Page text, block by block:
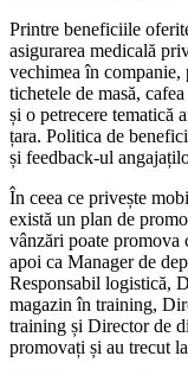
Printre beneficiile
asigurarea medicală
vechimea în
tichetele de masă,
și o petrecere tematică
țara. Politica de
și feedback-ul
În ceea ce privește
există un plan de
vânzări poate promova
apoi ca Manager de
Responsabil logistică,
magazin în training,
training și Director de
promovați și au trecut